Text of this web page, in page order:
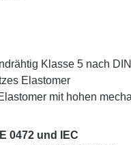
Klasse 5 nach
Elastomer
mit hohen
0472 und IEC